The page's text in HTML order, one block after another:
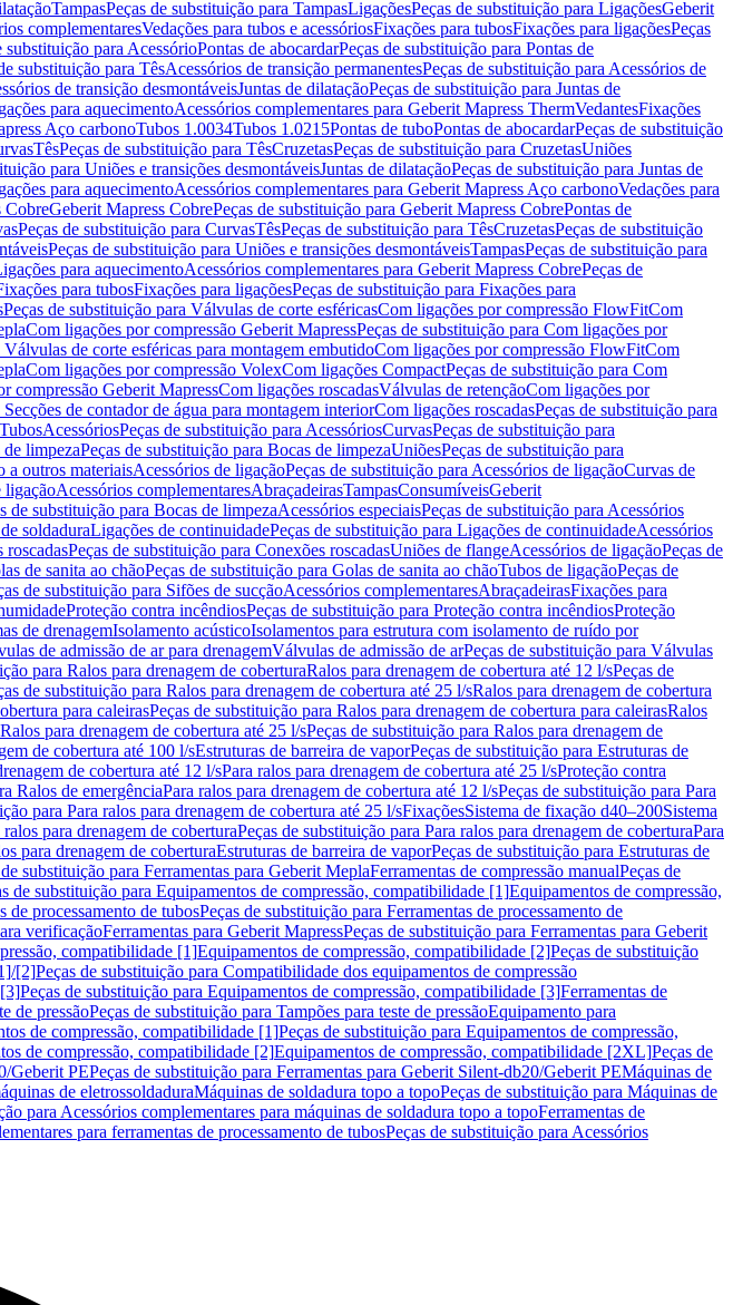
TampasPeças de substituição para TampasLigaçõesPeças de substituição para LigaçõesGeberit
complementaresVedações para tubos e acessóriosFixações para tubosFixações para ligaçõesPeças
substituição para AcessórioPontas de abocardarPeças de substituição para Pontas de
substituição para TêsAcessórios de transição permanentesPeças de substituição para Acessórios de
de transição desmontáveisJuntas de dilataçãoPeças de substituição para Juntas de
para aquecimentoAcessórios complementares para Geberit Mapress ThermVedantesFixações
Aço carbonoTubos 1.0034Tubos 1.0215Pontas de tuboPontas de abocardarPeças de substituição
TêsPeças de substituição para TêsCruzetasPeças de substituição para CruzetasUniões
para Uniões e transições desmontáveisJuntas de dilataçãoPeças de substituição para Juntas de
para aquecimentoAcessórios complementares para Geberit Mapress Aço carbonoVedações para
CobreGeberit Mapress CobrePeças de substituição para Geberit Mapress CobrePontas de
Peças de substituição para CurvasTêsPeças de substituição para TêsCruzetasPeças de substituição
Peças de substituição para Uniões e transições desmontáveisTampasPeças de substituição para
para aquecimentoAcessórios complementares para Geberit Mapress CobrePeças de
para tubosFixações para ligaçõesPeças de substituição para Fixações para
Peças de substituição para Válvulas de corte esféricasCom ligações por compressão FlowFitCom
Com ligações por compressão Geberit MapressPeças de substituição para Com ligações por
Válvulas de corte esféricas para montagem embutidoCom ligações por compressão FlowFitCom
Com ligações por compressão VolexCom ligações CompactPeças de substituição para Com
compressão Geberit MapressCom ligações roscadasVálvulas de retençãoCom ligações por
de contador de água para montagem interiorCom ligações roscadasPeças de substituição para
AcessóriosPeças de substituição para AcessóriosCurvasPeças de substituição para
de limpezaPeças de substituição para Bocas de limpezaUniõesPeças de substituição para
a outros materiaisAcessórios de ligaçãoPeças de substituição para Acessórios de ligaçãoCurvas de
ligaçãoAcessórios complementaresAbraçadeirasTampasConsumíveisGeberit
de substituição para Bocas de limpezaAcessórios especiaisPeças de substituição para Acessórios
soldaduraLigações de continuidadePeças de substituição para Ligações de continuidadeAcessórios
roscadasPeças de substituição para Conexões roscadasUniões de flangeAcessórios de ligaçãoPeças de
de sanita ao chãoPeças de substituição para Golas de sanita ao chãoTubos de ligaçãoPeças de
de substituição para Sifões de sucçãoAcessórios complementaresAbraçadeirasFixações para
Proteção contra incêndiosPeças de substituição para Proteção contra incêndiosProteção
de drenagemIsolamento acústicoIsolamentos para estrutura com isolamento de ruído por
de admissão de ar para drenagemVálvulas de admissão de arPeças de substituição para Válvulas
para Ralos para drenagem de coberturaRalos para drenagem de cobertura até 12 l/sPeças de
de substituição para Ralos para drenagem de cobertura até 25 l/sRalos para drenagem de cobertura
para caleirasPeças de substituição para Ralos para drenagem de cobertura para caleirasRalos
Ralos para drenagem de cobertura até 25 l/sPeças de substituição para Ralos para drenagem de
de cobertura até 100 l/sEstruturas de barreira de vaporPeças de substituição para Estruturas de
de cobertura até 12 l/sPara ralos para drenagem de cobertura até 25 l/sProteção contra
Ralos de emergênciaPara ralos para drenagem de cobertura até 12 l/sPeças de substituição para Para
para Para ralos para drenagem de cobertura até 25 l/sFixaçõesSistema de fixação d40–200Sistema
ralos para drenagem de coberturaPeças de substituição para Para ralos para drenagem de coberturaPara
para drenagem de coberturaEstruturas de barreira de vaporPeças de substituição para Estruturas de
substituição para Ferramentas para Geberit MeplaFerramentas de compressão manualPeças de
de substituição para Equipamentos de compressão, compatibilidade [1]Equipamentos de compressão,
de processamento de tubosPeças de substituição para Ferramentas de processamento de
verificaçãoFerramentas para Geberit MapressPeças de substituição para Ferramentas para Geberit
compatibilidade [1]Equipamentos de compressão, compatibilidade [2]Peças de substituição
[2]Peças de substituição para Compatibilidade dos equipamentos de compressão
Peças de substituição para Equipamentos de compressão, compatibilidade [3]Ferramentas de
de pressãoPeças de substituição para Tampões para teste de pressãoEquipamento para
de compressão, compatibilidade [1]Peças de substituição para Equipamentos de compressão,
de compressão, compatibilidade [2]Equipamentos de compressão, compatibilidade [2XL]Peças de
Geberit PEPeças de substituição para Ferramentas para Geberit Silent-db20/Geberit PEMáquinas de
de eletrossoldaduraMáquinas de soldadura topo a topoPeças de substituição para Máquinas de
para Acessórios complementares para máquinas de soldadura topo a topoFerramentas de
para ferramentas de processamento de tubosPeças de substituição para Acessórios